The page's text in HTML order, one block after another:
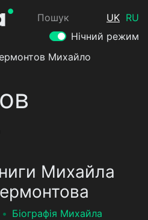
Пошук UK RU
Нічний режим
Михайло
Михайла
Біографія Михайла